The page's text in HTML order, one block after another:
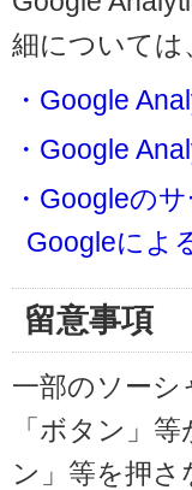
細については
・Google
・Google
・Googleの
Googleによ
留意事項
一部のソーシ
「ボタン」
ン」等を押